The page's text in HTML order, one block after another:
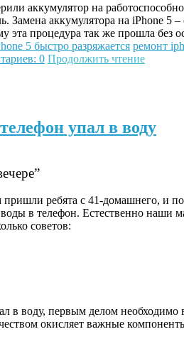
аккумулятор на
Замена аккумулятора на iPhone 5
эта процедура так же прошла без
5 быстро разряжается ремонт
0 Продолжить чтение
упал в воду
ребята с 41-домашнего, и
в телефон. Естественно наши
советов:
в воду, первым делом необходимо
окисляет важные